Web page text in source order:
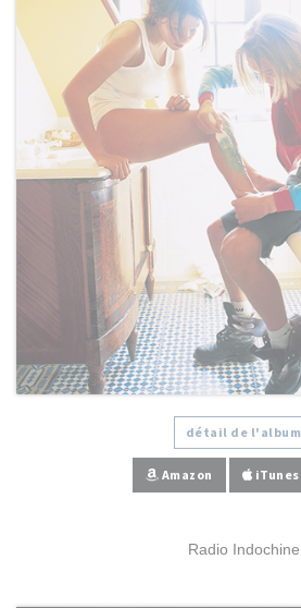
détail de l'album
Amazon iTunes
Radio Indochine